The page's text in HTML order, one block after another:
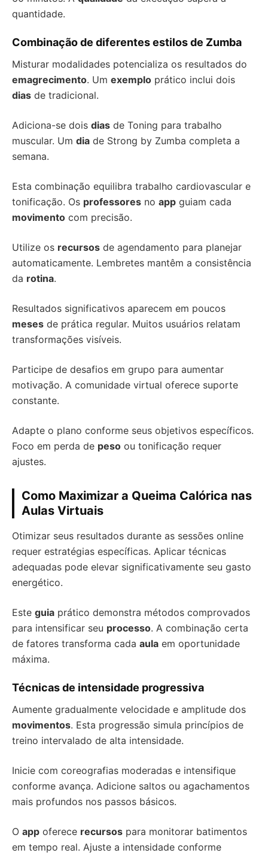
quantidade.
Combinação de diferentes estilos de Zumba
Misturar modalidades potencializa os resultados do
emagrecimento. Um exemplo prático inclui dois
dias de tradicional.
Adiciona-se dois dias de Toning para trabalho
muscular. Um dia de Strong by Zumba completa a
semana.
Esta combinação equilibra trabalho cardiovascular e
tonificação. Os professores no app guiam cada
movimento com precisão.
Utilize os recursos de agendamento para planejar
automaticamente. Lembretes mantêm a consistência
da rotina.
Resultados significativos aparecem em poucos
meses de prática regular. Muitos usuários relatam
transformações visíveis.
Participe de desafios em grupo para aumentar
motivação. A comunidade virtual oferece suporte
constante.
Adapte o plano conforme seus objetivos específicos.
Foco em perda de peso ou tonificação requer
ajustes.
Como Maximizar a Queima Calórica nas
Aulas Virtuais
Otimizar seus resultados durante as sessões online
requer estratégias específicas. Aplicar técnicas
adequadas pode elevar significativamente seu gasto
energético.
Este guia prático demonstra métodos comprovados
para intensificar seu processo. A combinação certa
de fatores transforma cada aula em oportunidade
máxima.
Técnicas de intensidade progressiva
Aumente gradualmente velocidade e amplitude dos
movimentos. Esta progressão simula princípios de
treino intervalado de alta intensidade.
Inicie com coreografias moderadas e intensifique
conforme avança. Adicione saltos ou agachamentos
mais profundos nos passos básicos.
O app oferece recursos para monitorar batimentos
em tempo real. Ajuste a intensidade conforme